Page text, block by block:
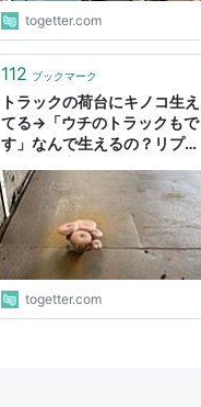
togetter.com
112 ブックマーク
トラックの荷台にキノコ生え
てる→「ウチのトラックもで
す」なんで生えるの？リプ欄
togetter.com